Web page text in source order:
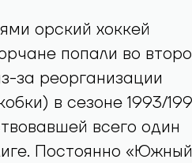
орский хоккей
попали во
за реорганизации
в сезоне 1993/
всего один
Постоянно «Южный